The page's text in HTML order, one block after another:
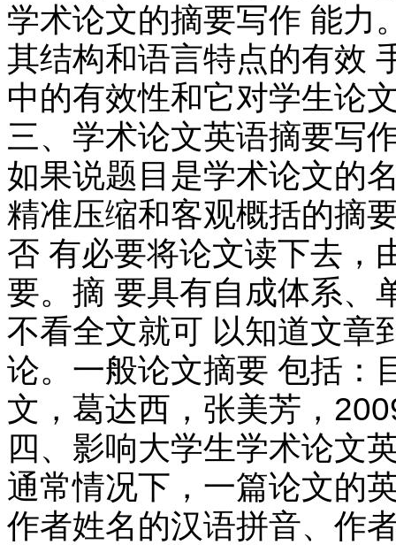
学术论文的摘要写作 能力
其结构和语言特点的有效
中的有效性和它对学生论
三、学术论文英语摘要写
如果说题目是学术论文的
精准压缩和客观概括的摘
否 有必要将论文读下去，
要。摘 要具有自成体系、
不看全文就可 以知道文章
论。一般论文摘要 包括：
文，葛达西，张美芳，
四、影响大学生学术论文
通常情况下，一篇论文的
作者姓名的汉语拼音、作